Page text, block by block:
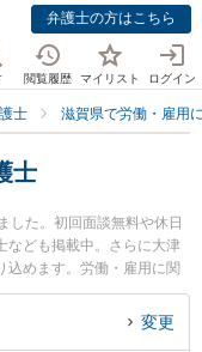
弁護士の方はこちら
閲覧履歴 マイリスト ログイン
士 滋賀県で労働・雇用
士
した。初回面談無料や休日
なども掲載中。さらに大津
込めます。労働・雇用に関
野での絞り込み検索もでき
フィスの髙橋 咲衣弁護士や
務所の山口 智之弁護士のプ
変更